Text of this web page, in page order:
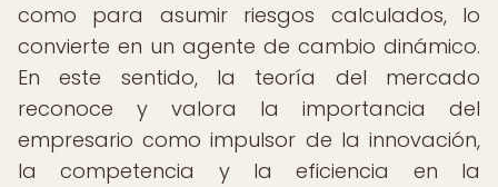
como para asumir riesgos calculados, lo
convierte en un agente de cambio dinámico.
En este sentido, la teoría del mercado
reconoce y valora la importancia del
empresario como impulsor de la innovación,
la competencia y la eficiencia en la